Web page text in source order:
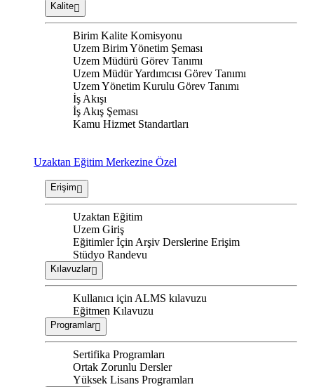
Kalite
Birim Kalite Komisyonu
Uzem Birim Yönetim Şeması
Uzem Müdürü Görev Tanımı
Uzem Müdür Yardımcısı Görev Tanımı
Uzem Yönetim Kurulu Görev Tanımı
İş Akışı
İş Akış Şeması
Kamu Hizmet Standartları
Uzaktan Eğitim Merkezine Özel
Erişim
Uzaktan Eğitim
Uzem Giriş
Eğitimler İçin Arşiv Derslerine Erişim
Stüdyo Randevu
Kılavuzlar
Kullanıcı için ALMS kılavuzu
Eğitmen Kılavuzu
Programlar
Sertifika Programları
Ortak Zorunlu Dersler
Yüksek Lisans Programları